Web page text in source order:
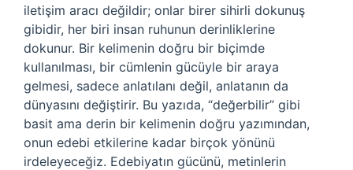
iletişim aracı değildir; onlar birer sihirli dokunuş
gibidir, her biri insan ruhunun derinliklerine
dokunur. Bir kelimenin doğru bir biçimde
kullanılması, bir cümlenin gücüyle bir araya
gelmesi, sadece anlatılanı değil, anlatanın da
dünyasını değiştirir. Bu yazıda, “değerbilir” gibi
basit ama derin bir kelimenin doğru yazımından,
onun edebi etkilerine kadar birçok yönünü
irdeleyeceğiz. Edebiyatın gücünü, metinlerin